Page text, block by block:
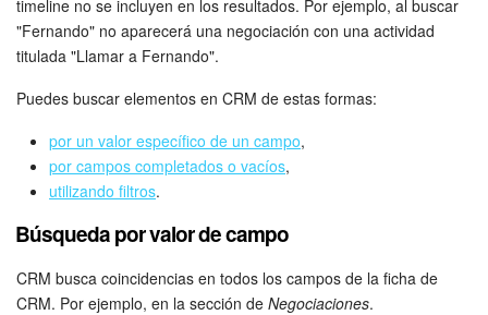
Tienda Online
Tienda CRM
Empleados
Base de conocimientos
Firma electrónica
timeline no se incluyen en los resultados. Por ejemplo, al buscar
"Fernando" no aparecerá una negociación con una actividad
titulada "Llamar a Fernando".
Puedes buscar elementos en CRM de estas formas:
por un valor específico de un campo,
por campos completados o vacíos,
utilizando filtros.
Búsqueda por valor de campo
CRM busca coincidencias en todos los campos de la ficha de
CRM. Por ejemplo, en la sección de Negociaciones.